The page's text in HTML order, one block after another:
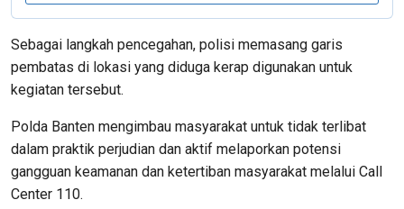
Sebagai langkah pencegahan, polisi memasang garis
pembatas di lokasi yang diduga kerap digunakan untuk
kegiatan tersebut.
Polda Banten mengimbau masyarakat untuk tidak terlibat
dalam praktik perjudian dan aktif melaporkan potensi
gangguan keamanan dan ketertiban masyarakat melalui Call
Center 110.